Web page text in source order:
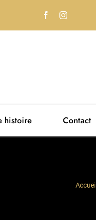
histoire Contact
Accueil